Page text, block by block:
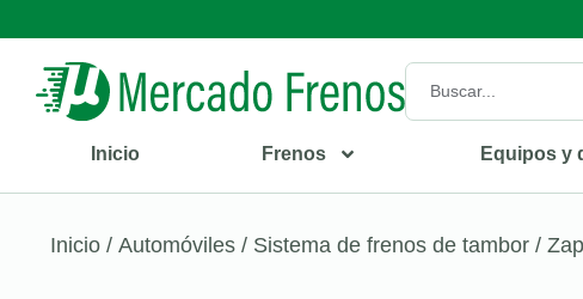
Inicio Frenos Equipos y
Inicio / Automóviles / Sistema de frenos de tambor /